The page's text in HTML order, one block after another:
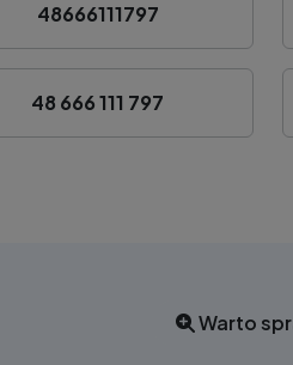
48666111797
48 666 111 797
Warto